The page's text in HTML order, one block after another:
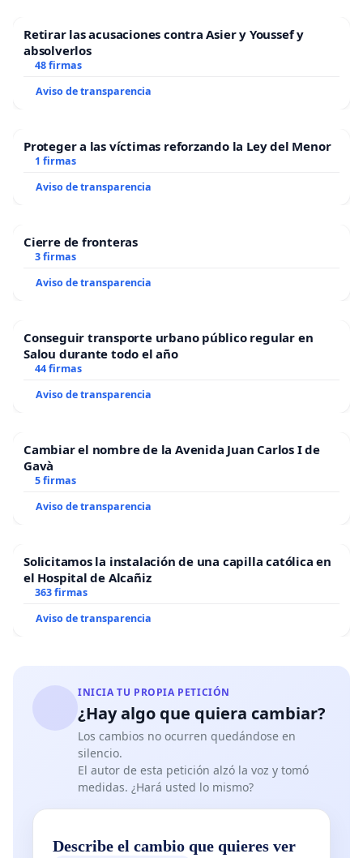
Retirar las acusaciones contra Asier y Youssef y
absolverlos
48 firmas
Aviso de transparencia
Proteger a las víctimas reforzando la Ley del Menor
1 firmas
Aviso de transparencia
Cierre de fronteras
3 firmas
Aviso de transparencia
Conseguir transporte urbano público regular en
Salou durante todo el año
44 firmas
Aviso de transparencia
Cambiar el nombre de la Avenida Juan Carlos I de
Gavà
5 firmas
Aviso de transparencia
Solicitamos la instalación de una capilla católica en
el Hospital de Alcañiz
363 firmas
Aviso de transparencia
INICIA TU PROPIA PETICIÓN
¿Hay algo que quiera cambiar?
Los cambios no ocurren quedándose en
silencio.
El autor de esta petición alzó la voz y tomó
medidas. ¿Hará usted lo mismo?
Describe el cambio que quieres ver